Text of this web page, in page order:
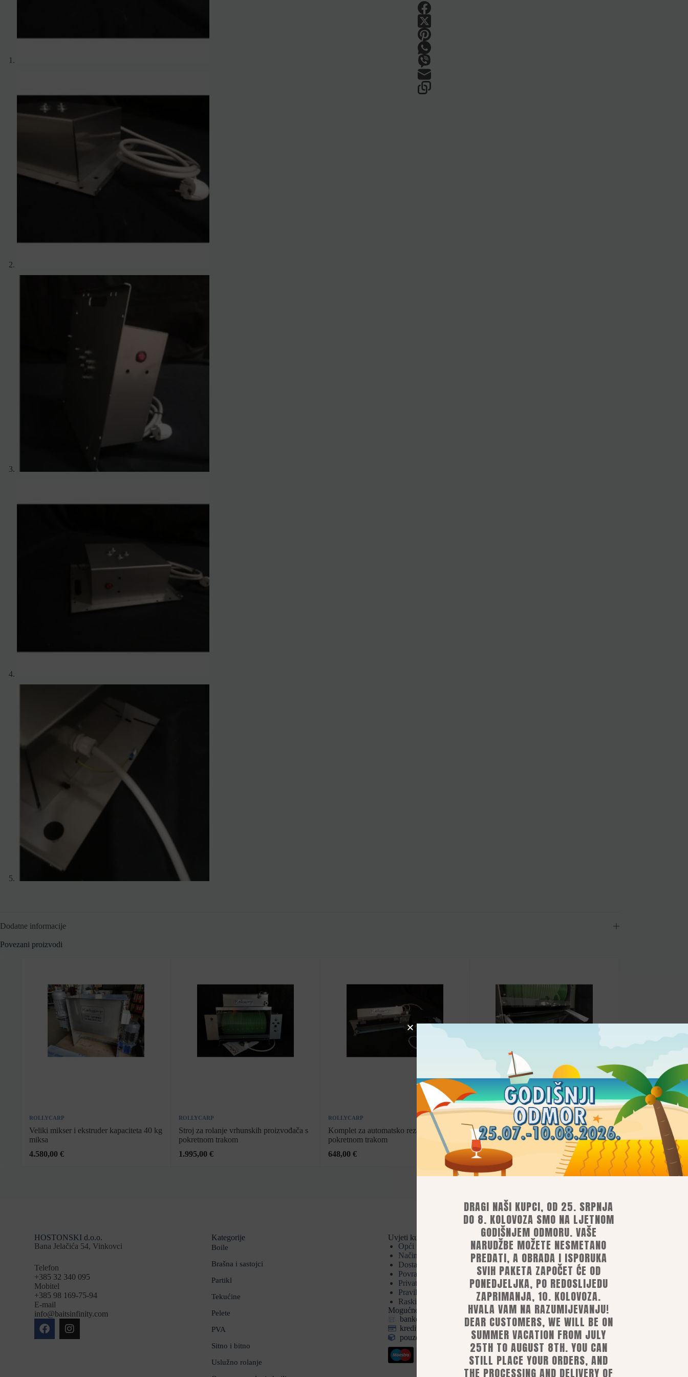
Dodatne informacije
Povezani proizvodi
ROLLYCARP
Veliki mikser i ekstruder kapaciteta 40 kg
miksa
4.580,00 €
ROLLYCARP
Stroj za rolanje vrhunskih proizvođača s
pokretnom trakom
1.995,00 €
ROLLYCARP
Komplet za automatsko rezanje s
pokretnom trakom
648,00 €
Spust za stroj za rolanje
50,00
HOSTONSKI d.o.o.
Bana Jelačića 54, Vinkovci
Telefon
+385 32 340 095
Mobitel
+385 98 169-75-94
E-mail
info@baitsinfinity.com
Kategorije
Boile
Brašna i sastojci
Partikl
Tekućine
Pelete
PVA
Sitno i bitno
Uslužno rolanje
Uvjeti kupnje
Opći uvjeti
Načini plaćanja
Dostava
Povrat i reklamacije
Privatnost i sigurnost
Pravila privatnosti
Raskid ugovora
Mogućnosti plaćanja
bankovnom uplatom, mobilnim ili e-bankarstvom
kreditnim i debitnim karticama
pouzećem (za pakete manjih dimenzija i težine)
DRAGI NAŠI KUPCI, OD 25. SRPNJA
DO 8. KOLOVOZA SMO NA LJETNOM
GODIŠNJEM ODMORU. VAŠE
NARUDŽBE MOŽETE NESMETANO
PREDATI, A OBRADA I ISPORUKA
SVIH PAKETA ZAPOČET ĆE OD
PONEDJELJKA, PO REDOSLIJEDU
ZAPRIMANJA, 10. KOLOVOZA.
HVALA VAM NA RAZUMIJEVANJU!
DEAR CUSTOMERS, WE WILL BE ON
SUMMER VACATION FROM JULY
25TH TO AUGUST 8TH. YOU CAN
STILL PLACE YOUR ORDERS, AND
THE PROCESSING AND DELIVERY OF